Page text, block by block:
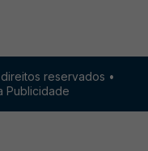
reservados •
Publicidade